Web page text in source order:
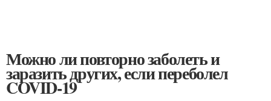
Можно ли повторно заболеть и
заразить других, если переболел
COVID-19